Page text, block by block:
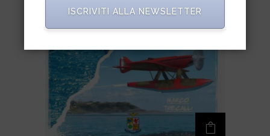
ISCRIVITI ALLA NEWSLETTER